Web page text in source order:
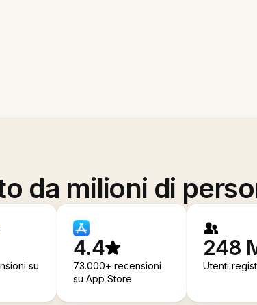
da milioni di
su
4.4
73.000+ recensioni
su App Store
248
Utenti